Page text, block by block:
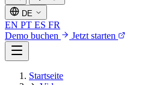
DE
EN PT ES FR
Demo buchen
Jetzt starten
Startseite